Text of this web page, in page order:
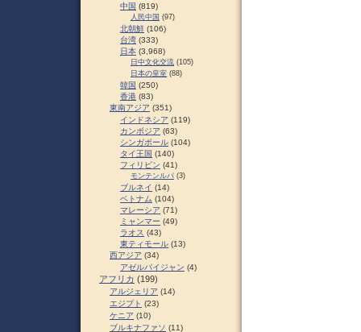
中国 (819)
人民中国 (97)
北朝鮮 (106)
台湾 (333)
日本 (3,968)
日中文化交流 (105)
日本の皇室 (88)
韓国 (250)
香港 (83)
東南アジア (351)
インドネシア (119)
カンボジア (63)
シンガポール (104)
タイ王国 (140)
フィリピン (41)
モンテンルパ (3)
ブルネイ (14)
ベトナム (104)
マレーシア (71)
ミャンマー (49)
ラオス (43)
東ティモール (13)
西アジア (34)
アゼルバイジャン (4)
アフリカ (199)
アルジェリア (14)
エジプト (23)
ケニア (10)
ブルキナファソ (11)